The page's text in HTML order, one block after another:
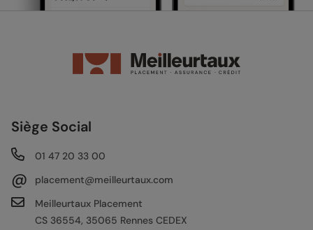
Siège Social
01 47 20 33 00
@
placement@meilleurtaux.com
Meilleurtaux Placement
CS 36554, 35065 Rennes CEDEX